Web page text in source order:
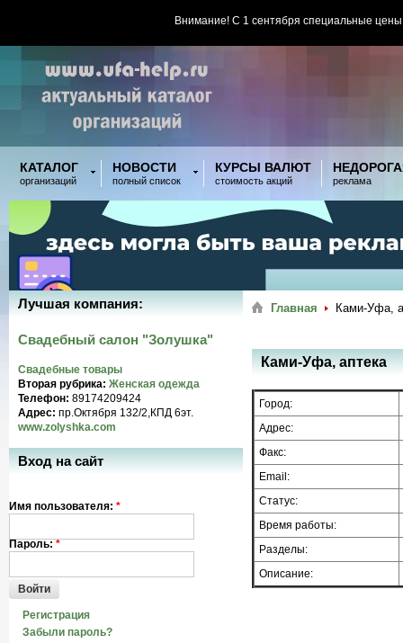
Внимание! С 1 сентября специальные
КАТАЛОГ
организаций
НОВОСТИ
полный список
КУРСЫ ВАЛЮТ
стоимость акций реклама
Главная Ками-Уфа,
Ками-Уфа, аптека
Город:
Адрес:
Факс:
Email:
Статус:
Время работы:
Разделы:
Описание:
Лучшая компания:
Свадебный салон "Золушка"
Свадебные товары
Вторая рубрика: Женская одежда
Телефон: 89174209424
Адрес: пр.Октября 132/2,КПД 6эт.
www.zolyshka.com
Вход на сайт
Имя пользователя: *
Пароль: *
Войти
Регистрация
Забыли пароль?